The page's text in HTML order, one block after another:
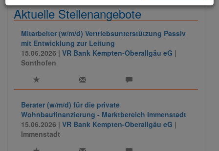
Aktuelle Stellenangebote
Mitarbeiter (w/m/d) Vertriebsunterstützung Passiv
mit Entwicklung zur Leitung
15.06.2026 | VR Bank Kempten-Oberallgäu eG |
Sonthofen
Berater (w/m/d) für die private
Wohnbaufinanzierung - Marktbereich Immenstadt
15.06.2026 | VR Bank Kempten-Oberallgäu eG |
Immenstadt